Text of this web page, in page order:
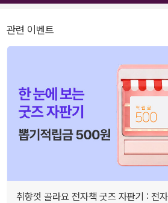
관련 이벤트
취향껏 골라요 전자책 굿즈 자판기 : 전